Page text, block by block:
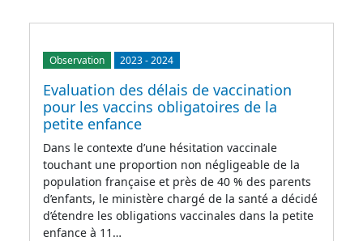
Observation 2023-2024
Evaluation des délais de vaccination
pour les vaccins obligatoires de la
petite enfance
Dans le contexte d’une hésitation vaccinale
touchant une proportion non négligeable de la
population française et près de 40 % des parents
d’enfants, le ministère chargé de la santé a décidé
d’étendre les obligations vaccinales dans la petite
enfance à 11…